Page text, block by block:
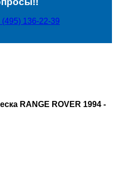
(495) 136-22-39
RANGE ROVER 1994 -